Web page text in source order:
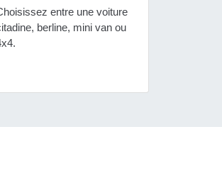
entre une voiture
berline, mini van ou